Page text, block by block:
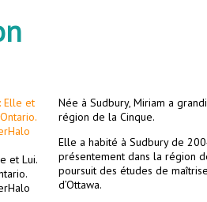
et Lui.
Née à Sudbury, Miriam a
région de la Cinque.
Elle a habité à Sudbury de
présentement dans la région
poursuit des études de
d’Ottawa.